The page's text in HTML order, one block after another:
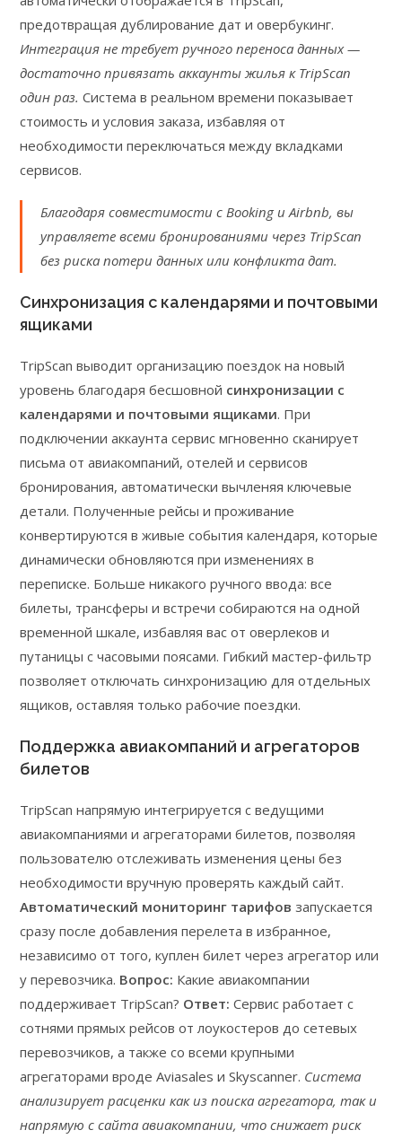
предотвращая дублирование дат и овербукинг.
Интеграция не требует ручного переноса данных —
достаточно привязать аккаунты жилья к TripScan
один раз. Система в реальном времени показывает
стоимость и условия заказа, избавляя от
необходимости переключаться между вкладками
сервисов.
Благодаря совместимости с Booking и Airbnb, вы
управляете всеми бронированиями через TripScan
без риска потери данных или конфликта дат.
Синхронизация с календарями и почтовыми
ящиками
TripScan выводит организацию поездок на новый
уровень благодаря бесшовной синхронизации с
календарями и почтовыми ящиками. При
подключении аккаунта сервис мгновенно сканирует
письма от авиакомпаний, отелей и сервисов
бронирования, автоматически вычленяя ключевые
детали. Полученные рейсы и проживание
конвертируются в живые события календаря, которые
динамически обновляются при изменениях в
переписке. Больше никакого ручного ввода: все
билеты, трансферы и встречи собираются на одной
временной шкале, избавляя вас от оверлеков и
путаницы с часовыми поясами. Гибкий мастер-фильтр
позволяет отключать синхронизацию для отдельных
ящиков, оставляя только рабочие поездки.
Поддержка авиакомпаний и агрегаторов
билетов
TripScan напрямую интегрируется с ведущими
авиакомпаниями и агрегаторами билетов, позволяя
пользователю отслеживать изменения цены без
необходимости вручную проверять каждый сайт.
Автоматический мониторинг тарифов запускается
сразу после добавления перелета в избранное,
независимо от того, куплен билет через агрегатор или
у перевозчика. Вопрос: Какие авиакомпании
поддерживает TripScan? Ответ: Сервис работает с
сотнями прямых рейсов от лоукостеров до сетевых
перевозчиков, а также со всеми крупными
агрегаторами вроде Aviasales и Skyscanner. Система
анализирует расценки как из поиска агрегатора, так и
напрямую с сайта авиакомпании, что снижает риск